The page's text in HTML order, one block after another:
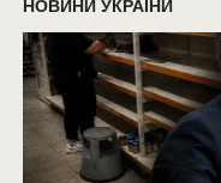
НОВИНИ УКРАЇНИ